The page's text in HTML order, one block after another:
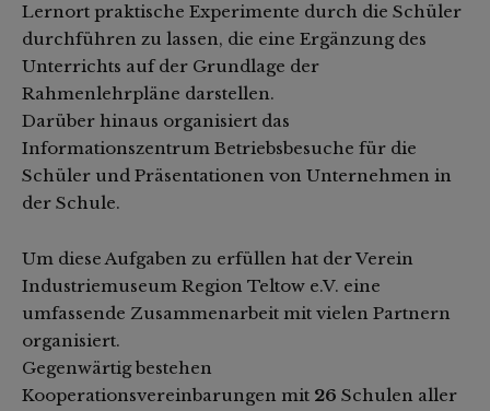
Lernort praktische Experimente durch die Schüler
durchführen zu lassen, die eine Ergänzung des
Unterrichts auf der Grundlage der
Rahmenlehrpläne darstellen.
Darüber hinaus organisiert das
Informationszentrum Betriebsbesuche für die
Schüler und Präsentationen von Unternehmen in
der Schule.
Um diese Aufgaben zu erfüllen hat der Verein
Industriemuseum Region Teltow e.V. eine
umfassende Zusammenarbeit mit vielen Partnern
organisiert.
Gegenwärtig bestehen
Kooperationsvereinbarungen mit 26 Schulen aller